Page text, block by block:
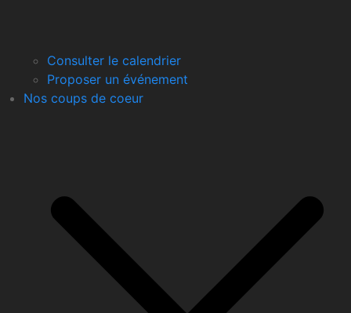
Consulter le calendrier
Proposer un événement
Nos coups de coeur